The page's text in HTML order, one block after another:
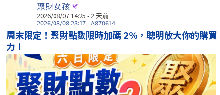
聚財女孩
2026/08/07 14:25 - 2 天前
2026/08/08 23:17 - A870614
周末限定！聚財點數限時加碼 2%，聰明放大你的購買
力！